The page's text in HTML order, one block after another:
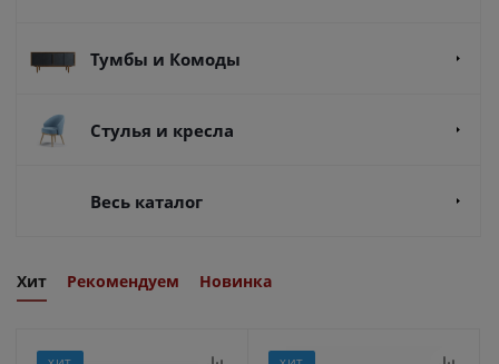
Тумбы и Комоды
Стулья и кресла
Весь каталог
Хит Рекомендуем Новинка